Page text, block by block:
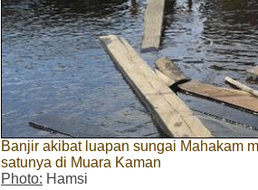
Banjir akibat luapan sungai Mahakam
satunya di Muara Kaman
Photo: Hamsi